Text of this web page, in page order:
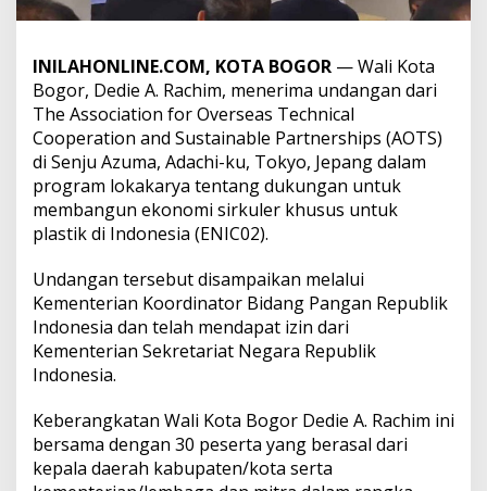
INILAHONLINE.COM, KOTA BOGOR — Wali Kota
Bogor, Dedie A. Rachim, menerima undangan dari
The Association for Overseas Technical
Cooperation and Sustainable Partnerships (AOTS)
di Senju Azuma, Adachi-ku, Tokyo, Jepang dalam
program lokakarya tentang dukungan untuk
membangun ekonomi sirkuler khusus untuk
plastik di Indonesia (ENIC02).
Undangan tersebut disampaikan melalui
Kementerian Koordinator Bidang Pangan Republik
Indonesia dan telah mendapat izin dari
Kementerian Sekretariat Negara Republik
Indonesia.
Keberangkatan Wali Kota Bogor Dedie A. Rachim ini
bersama dengan 30 peserta yang berasal dari
kepala daerah kabupaten/kota serta